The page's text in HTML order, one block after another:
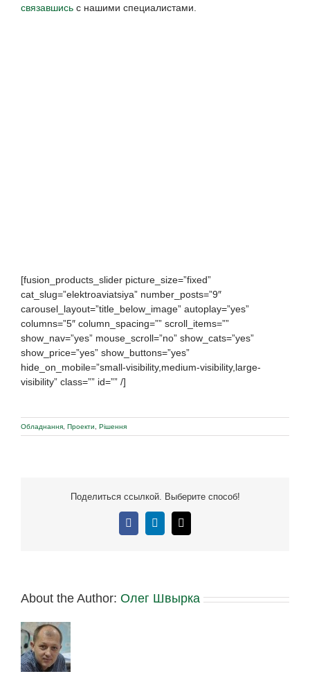
связавшись с нашими специалистами.
[fusion_products_slider picture_size=”fixed”
cat_slug=”elektroaviatsiya” number_posts=”9″
carousel_layout=”title_below_image” autoplay=”yes”
columns=”5″ column_spacing=”” scroll_items=””
show_nav=”yes” mouse_scroll=”no” show_cats=”yes”
show_price=”yes” show_buttons=”yes”
hide_on_mobile=”small-visibility,medium-visibility,large-
visibility” class=”” id=”” /]
Обладнання Проекти Рішення
Поделиться ссылкой. Выберите способ!
FacebookLinkedIn
E-
mail:
About the Author: Олег Швырка